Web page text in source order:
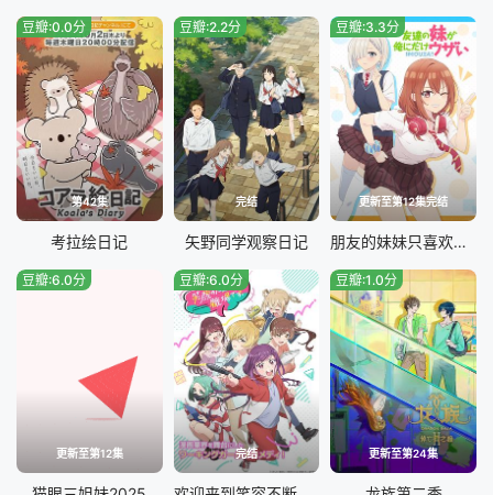
第42集
豆瓣:0.0分
考拉绘日记
完结
豆瓣:2.2分
矢野同学观察日记
更新至第12集完结
豆瓣:3.3分
朋友的妹妹只喜欢烦我
更新至第12集
豆瓣:6.0分
完结
豆瓣:6.0分
更新至第24集
豆瓣:1.0分